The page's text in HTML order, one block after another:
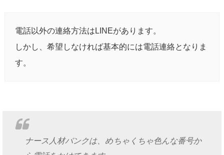
電話以外の連絡方法はLINEがあります。
しかし、希望しなければ基本的には電話連絡となりま
す。
ナース人材バンクは、めちゃくちゃ色んな番号か